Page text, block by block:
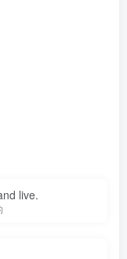
live.